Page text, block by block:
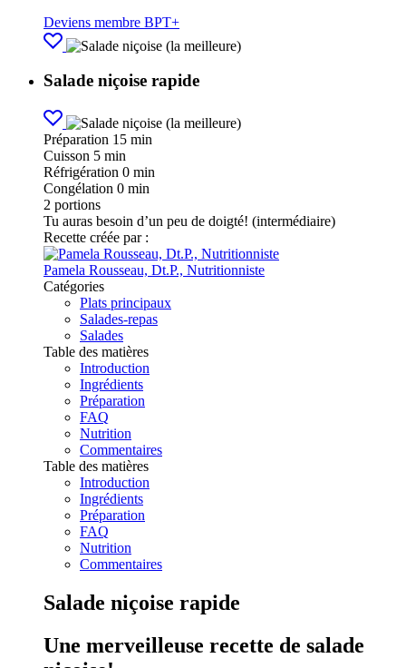
Deviens membre BPT+
Salade niçoise rapide
Préparation 15 min
Cuisson 5 min
Réfrigération 0 min
Congélation 0 min
2 portions
Tu auras besoin d’un peu de doigté! (intermédiaire)
Recette créée par :
Pamela Rousseau, Dt.P., Nutritionniste
Catégories
Plats principaux
Salades-repas
Salades
Table des matières
Introduction
Ingrédients
Préparation
FAQ
Nutrition
Commentaires
Table des matières
Introduction
Ingrédients
Préparation
FAQ
Nutrition
Commentaires
Salade niçoise rapide
Une merveilleuse recette de salade